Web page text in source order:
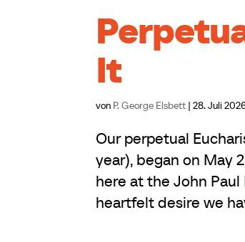
It
von P. George Elsbett |28. Juli
Our perpetual
year), began on May
here at the John
heartfelt desire we